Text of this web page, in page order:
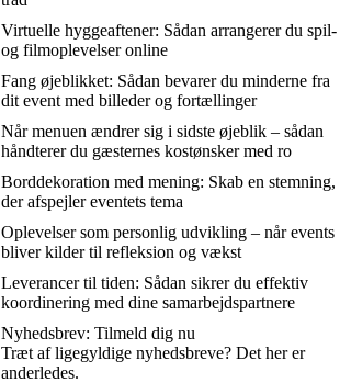
Virtuelle hyggeaftener: Sådan arrangerer du spil-
og filmoplevelser online
Fang øjeblikket: Sådan bevarer du minderne fra
dit event med billeder og fortællinger
Når menuen ændrer sig i sidste øjeblik – sådan
håndterer du gæsternes kostønsker med ro
Borddekoration med mening: Skab en stemning,
der afspejler eventets tema
Oplevelser som personlig udvikling – når events
bliver kilder til refleksion og vækst
Leverancer til tiden: Sådan sikrer du effektiv
koordinering med dine samarbejdspartnere
Nyhedsbrev: Tilmeld dig nu
Træt af ligegyldige nyhedsbreve? Det her er
anderledes.